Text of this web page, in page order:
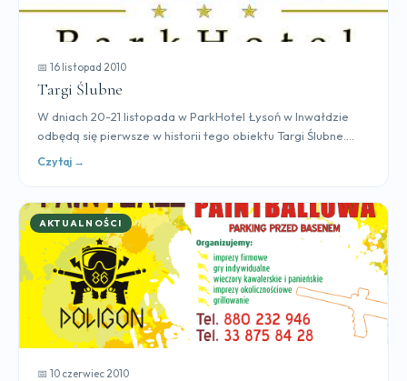
📅 16 listopad 2010
Targi Ślubne
W dniach 20-21 listopada w ParkHotel Łysoń w Inwałdzie
odbędą się pierwsze w historii tego obiektu Targi Ślubne....
Czytaj →
AKTUALNOŚCI
📅 10 czerwiec 2010